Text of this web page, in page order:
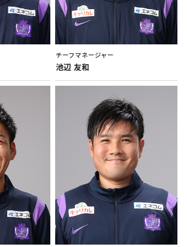
チーフマネージャー
池辺 友和